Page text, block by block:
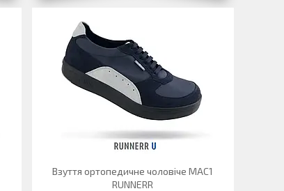
Взуття ортопедичне чоловіче MAC1
RUNNERR